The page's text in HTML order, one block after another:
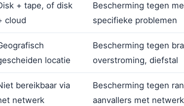
+ tape, of disk
cloud
Bescherming tegen
specifieke problemen
locatie
Bescherming tegen
overstroming, diefstal
bereikbaar via
netwerk
Bescherming tegen
aanvallers met